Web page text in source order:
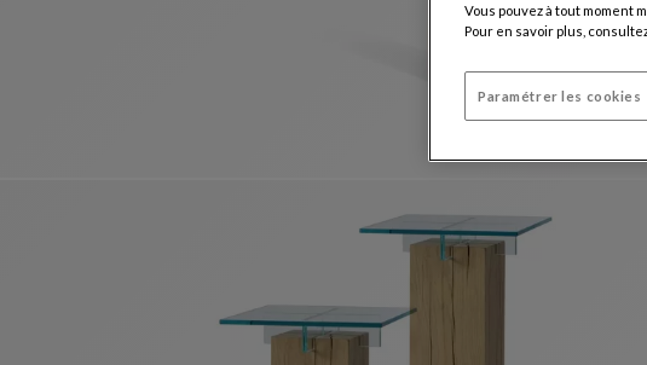
Vous pouvez à tout moment
Pour en savoir plus,
Paramétrer les cookies